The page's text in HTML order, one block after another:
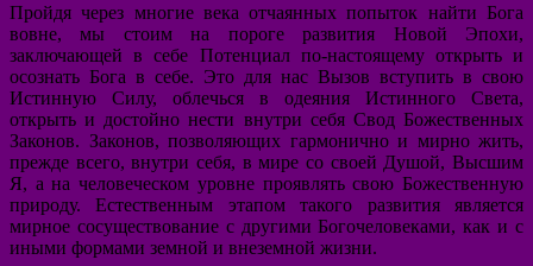
Пройдя через многие века отчаянных попыток найти Бога
вовне, мы стоим на пороге развития Новой Эпохи,
заключающей в себе Потенциал по-настоящему открыть и
осознать Бога в себе. Это для нас Вызов вступить в свою
Истинную Силу, облечься в одеяния Истинного Света,
открыть и достойно нести внутри себя Свод Божественных
Законов. Законов, позволяющих гармонично и мирно жить,
прежде всего, внутри себя, в мире со своей Душой, Высшим
Я, а на человеческом уровне проявлять свою Божественную
природу. Естественным этапом такого развития является
мирное сосуществование с другими Богочеловеками, как и с
иными формами земной и внеземной жизни.